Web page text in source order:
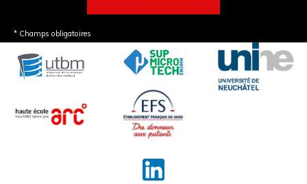
* Champs obligatoires